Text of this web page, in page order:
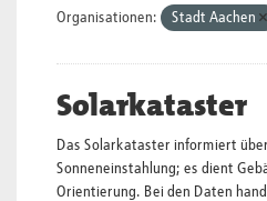
Organisationen: Stadt Aachen
Solarkataster
Das Solarkataster informiert
Sonneneinstahlung; es dient
Orientierung. Bei den Daten